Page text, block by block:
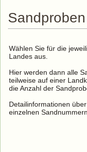
Wählen Sie für die
Landes aus.
Hier werden dann alle
teilweise auf einer
die Anzahl der
Detailinformationen
einzelnen